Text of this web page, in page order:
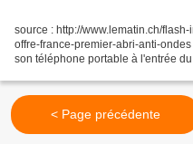
source : http://www.lematin.ch/
offre-france-premier-abri-anti-
son téléphone portable à l'entrée
< Page précédente